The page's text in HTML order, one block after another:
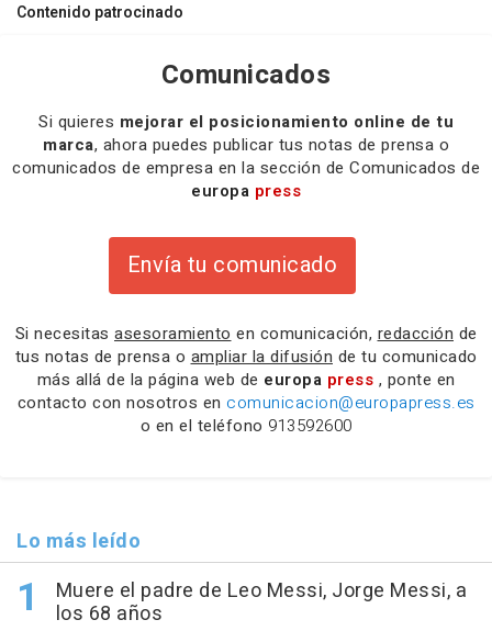
Contenido patrocinado
Comunicados
Si quieres mejorar el posicionamiento online de tu
marca, ahora puedes publicar tus notas de prensa o
comunicados de empresa en la sección de Comunicados de
europa press
Envía tu comunicado
Si necesitas asesoramiento en comunicación, redacción de
tus notas de prensa o ampliar la difusión de tu comunicado
más allá de la página web de europa press , ponte en
contacto con nosotros en comunicacion@europapress.es
o en el teléfono 913592600
Lo más leído
Muere el padre de Leo Messi, Jorge Messi, a
los 68 años